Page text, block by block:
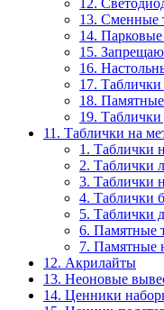
12.
13. Сменные
14.
15.
16.
17.
18.
19.
11. Таблички на
1. Таблички
2. Таблички
3. Таблички
4. Таблички
5. Таблички
6. Памятные
7. Памятные
12. Акрилайты
13. Неоновые
14. Ценники